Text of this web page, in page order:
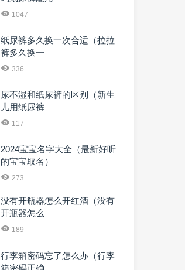
1047
纸尿裤多久换一次合适（拉拉
裤多久换一
336
尿不湿和纸尿裤的区别（新生
儿用纸尿裤
117
2024宝宝名字大全（最新好听
的宝宝取名）
273
没有开瓶器怎么开红酒（没有
开瓶器怎么
189
行李箱密码忘了怎么办（行李